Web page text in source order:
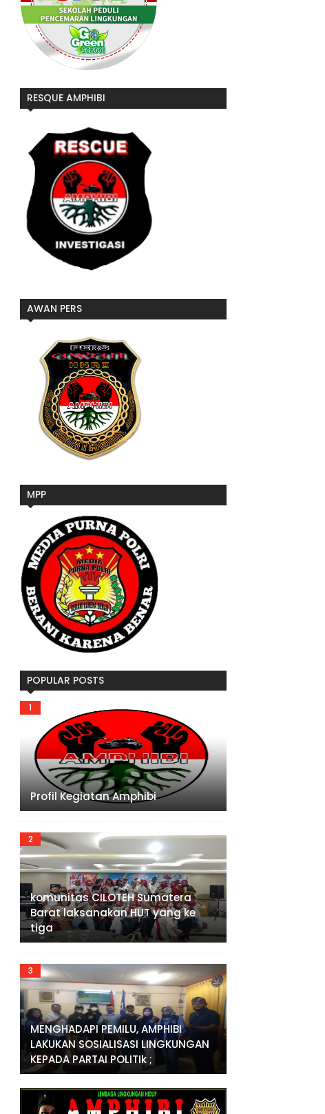
RESQUE AMPHIBI
AWAN PERS
MPP
POPULAR POSTS
Profil Kegiatan Amphibi
komunitas CILOTEH Sumatera
Barat laksanakan HUT yang ke
tiga
MENGHADAPI PEMILU, AMPHIBI
LAKUKAN SOSIALISASI LINGKUNGAN
KEPADA PARTAI POLITIk ;